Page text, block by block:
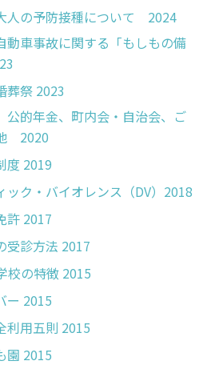
人の予防接種について 2024
動車事故に関する「もしもの備
2023
葬祭 2023
公的年金、町内会・自治会、ご
2020
度 2019
ック・バイオレンス（DV）2018
許 2017
受診方法 2017
校の特徴 2015
ー 2015
利用五則 2015
園 2015